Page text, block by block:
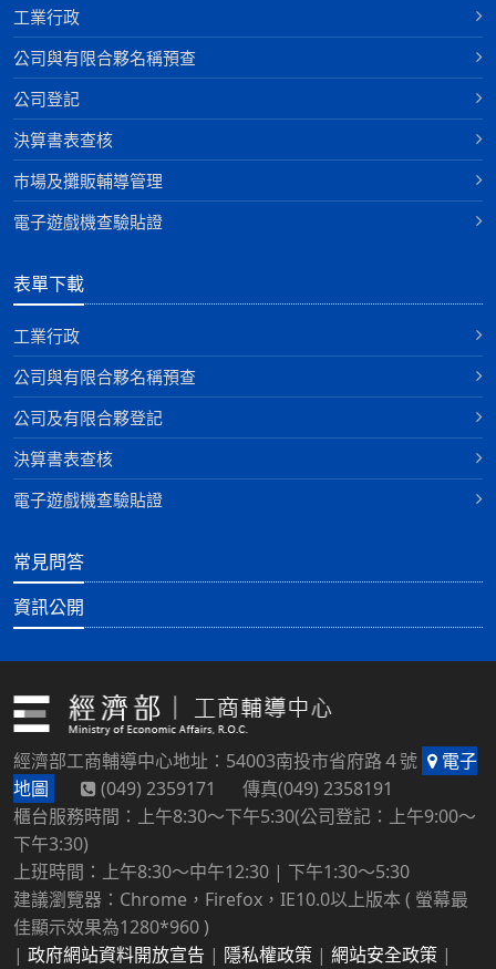
工業行政
公司與有限合夥名稱預查
公司登記
決算書表查核
巿場及攤販輔導管理
電子遊戲機查驗貼證
表單下載
工業行政
公司與有限合夥名稱預查
公司及有限合夥登記
決算書表查核
電子遊戲機查驗貼證
常見問答
資訊公開
經濟部工商輔導中心地址：54003南投市省府路４號
電子
地圖
(049) 2359171 傳真(049) 2358191
櫃台服務時間：上午8:30～下午5:30(公司登記：上午9:00～
下午3:30)
上班時間：上午8:30～中午12:30 | 下午1:30～5:30
建議瀏覽器：Chrome，Firefox，IE10.0以上版本 ( 螢幕最
佳顯示效果為1280*960 )
| 政府網站資料開放宣告 | 隱私權政策 | 網站安全政策 |